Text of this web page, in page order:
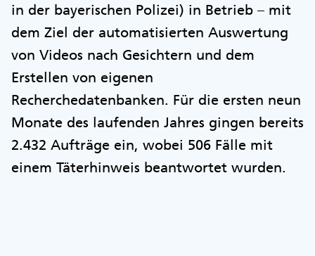
in der bayerischen Polizei) in Betrieb – mit
dem Ziel der automatisierten Auswertung
von Videos nach Gesichtern und dem
Erstellen von eigenen
Recherchedatenbanken. Für die ersten neun
Monate des laufenden Jahres gingen bereits
2.432 Aufträge ein, wobei 506 Fälle mit
einem Täterhinweis beantwortet wurden.